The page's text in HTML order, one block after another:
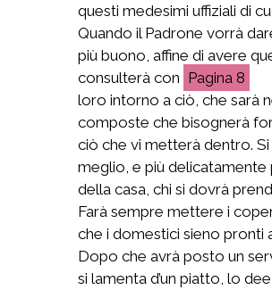
questi medesimi uffiziali di
Quando il Padrone vorrà
più buono, affine di avere
consulterà con
8
loro intorno a ciò, che sarà
composte che bisognerà
ciò che vi metterà dentro.
meglio, e più delicatamente
della casa, chi si dovrà
Farà sempre mettere i
che i domestici sieno pronti
Dopo che avrà posto un
si lamenta d’un piatto, lo